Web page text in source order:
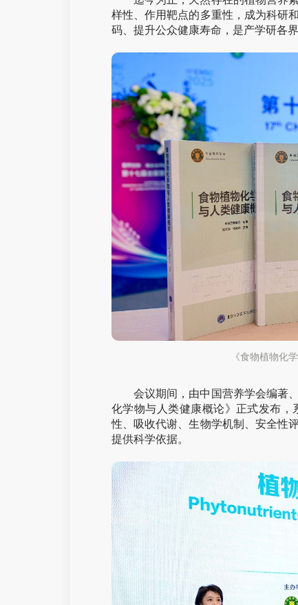
样性、作用靶点的多重性，成为科研
码、提升公众健康寿命，是产学研各界
《食物植物化
会议期间，由中国营养学会编著
化学物与人类健康概论》正式发布
性、吸收代谢、生物学机制、安全性
提供科学依据。